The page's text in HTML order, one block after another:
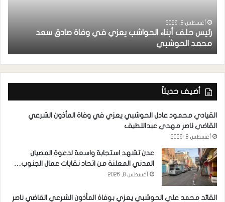
أغسطس 8, 2026
رئيس حلف أبناء الحواشب يعزي في وفاة صادق سعد
محمد الحوشبي
أضيف حديثاً
القيادي محمود عادل الحوشبي يعزي في وفاة المأذون الشرعي
القاضي ناصر مهدي عبداللطيف
أغسطس 8, 2026
عدن تشهد استجابة واسعة لدعوة العصيان
المدني المعلنة من اتحاد نقابات عمال الجنوب…
أغسطس 8, 2026
القائد محمد علي الحوشبي يعزي بوفاة المأذون الشرعي القاضي ناصر